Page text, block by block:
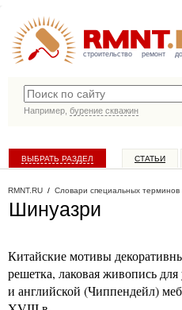
строительство ремонт
Например, бурение скважин
ВЫБРАТЬ РАЗДЕЛ СТАТЬИ
RMNT.RU / Словари специальных терминов
Шинуазри
Китайские мотивы
решетка, лаковая живопись
и английской (Чиппендейл)